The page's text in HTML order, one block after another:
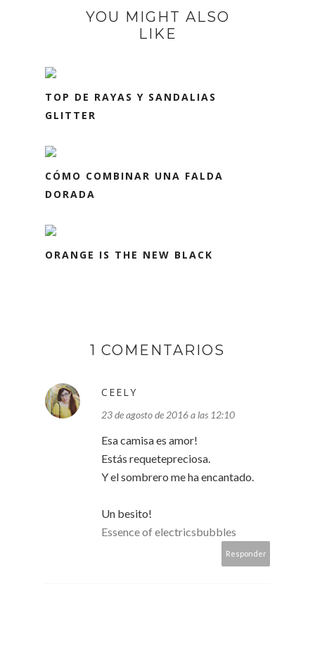
YOU MIGHT ALSO
LIKE
TOP DE RAYAS Y SANDALIAS
GLITTER
CÓMO COMBINAR UNA FALDA
DORADA
ORANGE IS THE NEW BLACK
1 COMENTARIOS
CEELY
23 de agosto de 2016 a las 12:10
Esa camisa es amor!
Estás requetepreciosa.
Y el sombrero me ha encantado.
Un besito!
Essence of electricsbubbles
Responder